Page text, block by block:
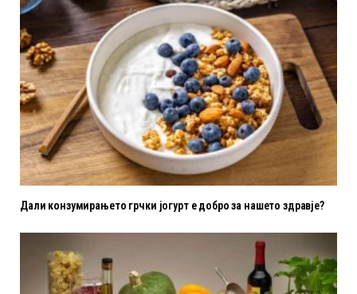
Дали конзумирањето грчки јогурт е добро за нашето здравје?